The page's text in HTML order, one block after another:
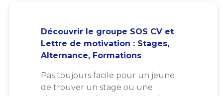
Découvrir le groupe SOS CV et
Lettre de motivation : Stages,
Alternance, Formations
Pas toujours facile pour un jeune
de trouver un stage ou une